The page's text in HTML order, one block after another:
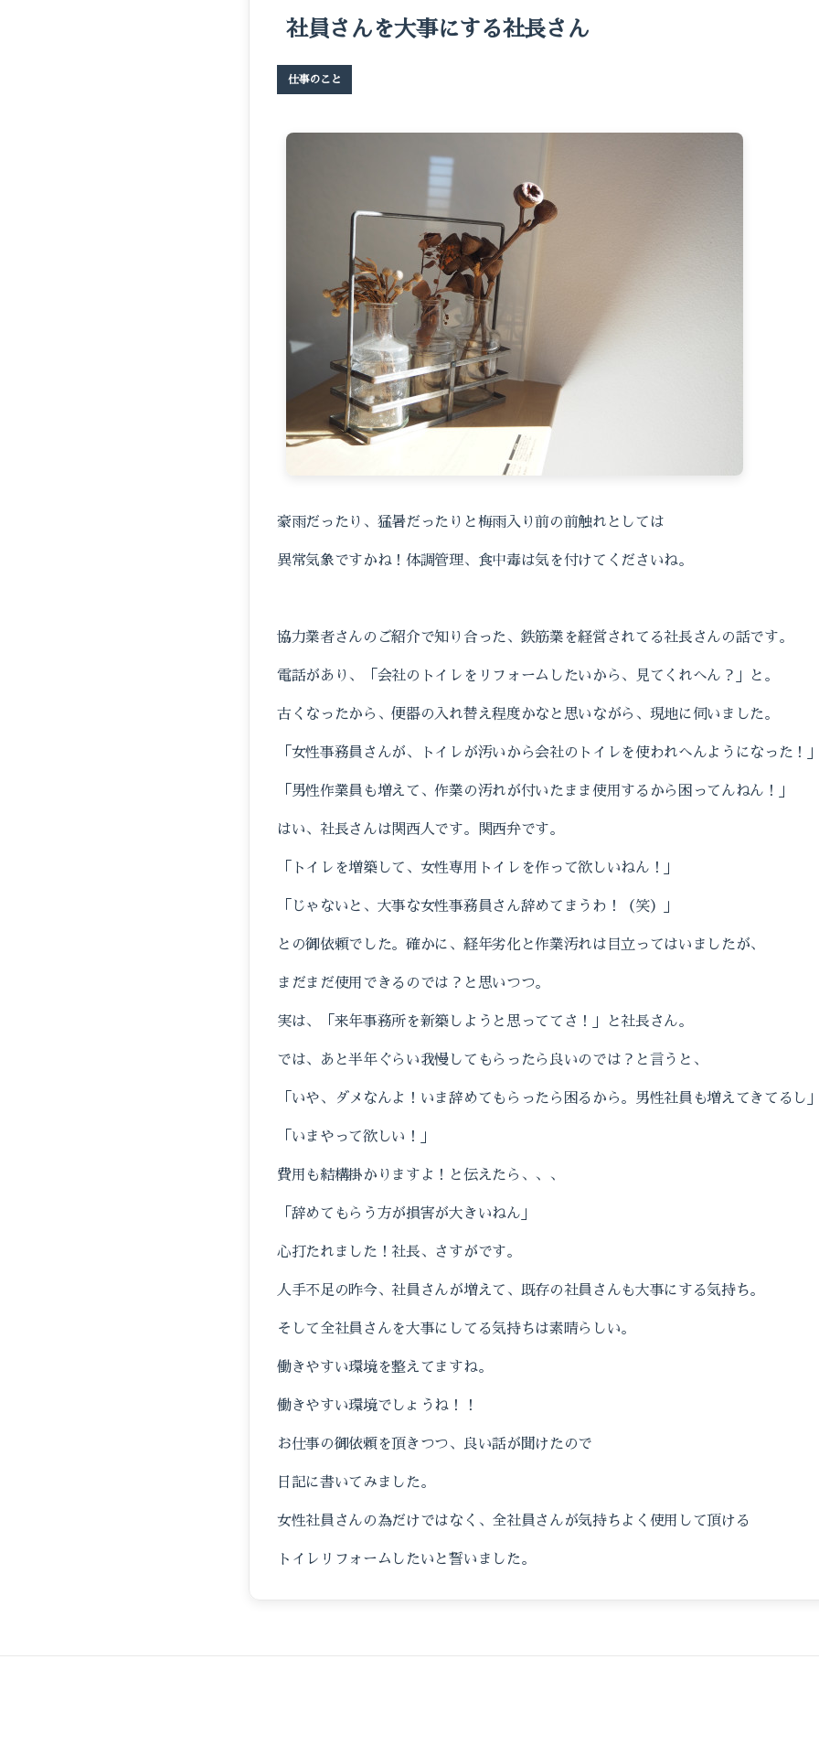
社員さんを大事にする社長さん
仕事のこと
豪雨だったり、猛暑だったりと梅雨入り前の前触れとしては
異常気象ですかね！体調管理、食中毒は気を付けてくださいね。
協力業者さんのご紹介で知り合った、鉄筋業を経営されてる社長さんの話です。
電話があり、「会社のトイレをリフォームしたいから、見てくれへん？」と。
古くなったから、便器の入れ替え程度かなと思いながら、現地に伺いました。
「女性事務員さんが、トイレが汚いから会社のトイレを使われへんようになった！
「男性作業員も増えて、作業の汚れが付いたまま使用するから困ってんねん！」
はい、社長さんは関西人です。関西弁です。
「トイレを増築して、女性専用トイレを作って欲しいねん！」
「じゃないと、大事な女性事務員さん辞めてまうわ！（笑）」
との御依頼でした。確かに、経年劣化と作業汚れは目立ってはいましたが、
まだまだ使用できるのでは？と思いつつ。
実は、「来年事務所を新築しようと思っててさ！」と社長さん。
では、あと半年ぐらい我慢してもらったら良いのでは？と言うと、
「いや、ダメなんよ！いま辞めてもらったら困るから。男性社員も増えてきてるし
「いまやって欲しい！」
費用も結構掛かりますよ！と伝えたら、、、
「辞めてもらう方が損害が大きいねん」
心打たれました！社長、さすがです。
人手不足の昨今、社員さんが増えて、既存の社員さんも大事にする気持ち。
そして全社員さんを大事にしてる気持ちは素晴らしい。
働きやすい環境を整えてますね。
働きやすい環境でしょうね！！
お仕事の御依頼を頂きつつ、良い話が聞けたので
日記に書いてみました。
女性社員さんの為だけではなく、全社員さんが気持ちよく使用して頂ける
トイレリフォームしたいと誓いました。